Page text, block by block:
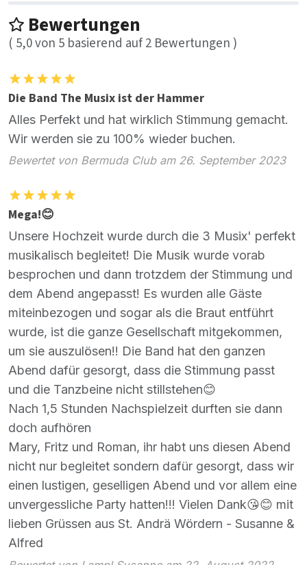
Bewertungen
( 5,0von 5 basierend auf2 Bewertungen )
Die Band The Musix ist der Hammer
Alles Perfekt und hat wirklich Stimmung gemacht.
Wir werden sie zu 100% wieder buchen.
Bewertet von Bermuda Club am 26. September 2023
Mega!😊
Unsere Hochzeit wurde durch die 3 Musix' perfekt
musikalisch begleitet! Die Musik wurde vorab
besprochen und dann trotzdem der Stimmung und
dem Abend angepasst! Es wurden alle Gäste
miteinbezogen und sogar als die Braut entführt
wurde, ist die ganze Gesellschaft mitgekommen,
um sie auszulösen!! Die Band hat den ganzen
Abend dafür gesorgt, dass die Stimmung passt
und die Tanzbeine nicht stillstehen😊
Nach 1,5 Stunden Nachspielzeit durften sie dann
doch aufhören
Mary, Fritz und Roman, ihr habt uns diesen Abend
nicht nur begleitet sondern dafür gesorgt, dass wir
einen lustigen, geselligen Abend und vor allem eine
unvergessliche Party hatten!!! Vielen Dank😘😊 mit
lieben Grüssen aus St. Andrä Wördern - Susanne &
Alfred